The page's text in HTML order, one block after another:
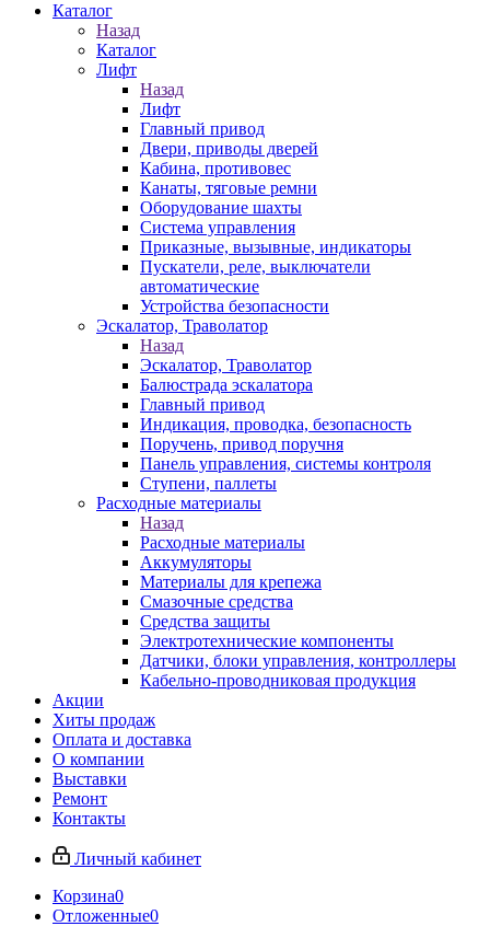
Каталог
Назад
Каталог
Лифт
Назад
Лифт
Главный привод
Двери, приводы дверей
Кабина, противовес
Канаты, тяговые ремни
Оборудование шахты
Система управления
Приказные, вызывные, индикаторы
Пускатели, реле, выключатели
автоматические
Устройства безопасности
Эскалатор, Траволатор
Назад
Эскалатор, Траволатор
Балюстрада эскалатора
Главный привод
Индикация, проводка, безопасность
Поручень, привод поручня
Панель управления, системы контроля
Ступени, паллеты
Расходные материалы
Назад
Расходные материалы
Аккумуляторы
Материалы для крепежа
Смазочные средства
Средства защиты
Электротехнические компоненты
Датчики, блоки управления, контроллеры
Кабельно-проводниковая продукция
Акции
Хиты продаж
Оплата и доставка
О компании
Выставки
Ремонт
Контакты
Личный кабинет
Корзина0
Отложенные0